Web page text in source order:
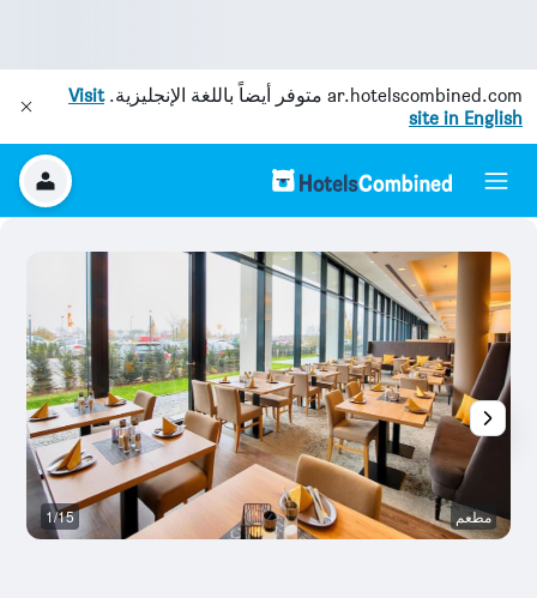
ar.hotelscombined.com متوفر أيضاً باللغة الإنجليزية.Visit
site in English
مطعم 1/15